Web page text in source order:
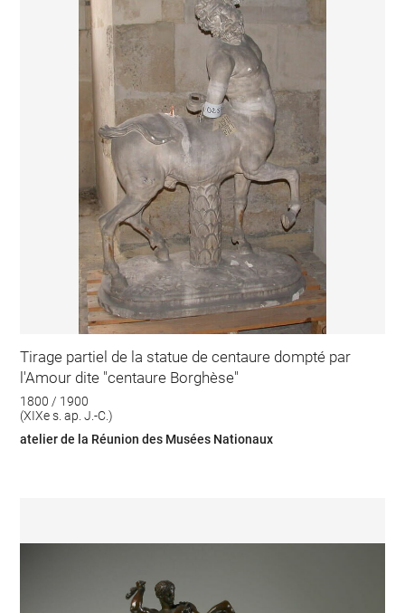
Tirage partiel de la statue de centaure dompté par
l'Amour dite "centaure Borghèse"
1800 / 1900
(XIXe s. ap. J.-C.)
atelier de la Réunion des Musées Nationaux